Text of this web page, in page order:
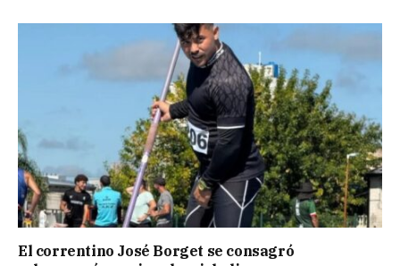
El correntino José Borget se consagró